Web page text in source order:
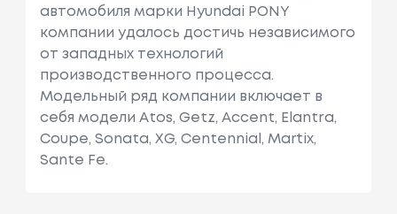
автомобиля марки Hyundai PONY
компании удалось достичь независимого
от западных технологий
производственного процесса.
Модельный ряд компании включает в
себя модели Atos, Getz, Accent, Elantra,
Coupe, Sonata, XG, Centennial, Martix,
Sante Fe.